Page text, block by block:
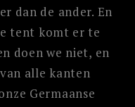
dan de ander. En
tent komt er te
doen we niet, en
alle kanten
Germaanse